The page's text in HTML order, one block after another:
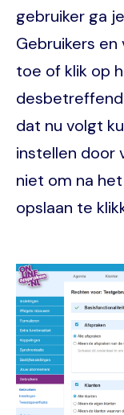
gebruiker ga
Gebruikers
toe of klik op
dat nu volgt
instellen door
niet om na
opslaan te
Image